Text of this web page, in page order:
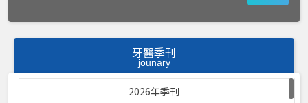
牙醫季刊
jounary
2026年季刊